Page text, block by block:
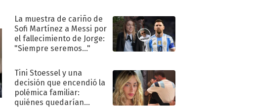
La muestra de cariño de
Sofi Martínez a Messi por
el fallecimiento de Jorge:
"Siempre seremos..."
Tini Stoessel y una
decisión que encendió la
polémica familiar:
quiénes quedarían